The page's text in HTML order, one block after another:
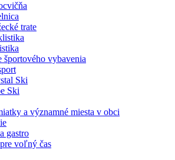
trate
športového vybavenia
Ski
Ski
a významné miesta v obci
gastro
voľný čas